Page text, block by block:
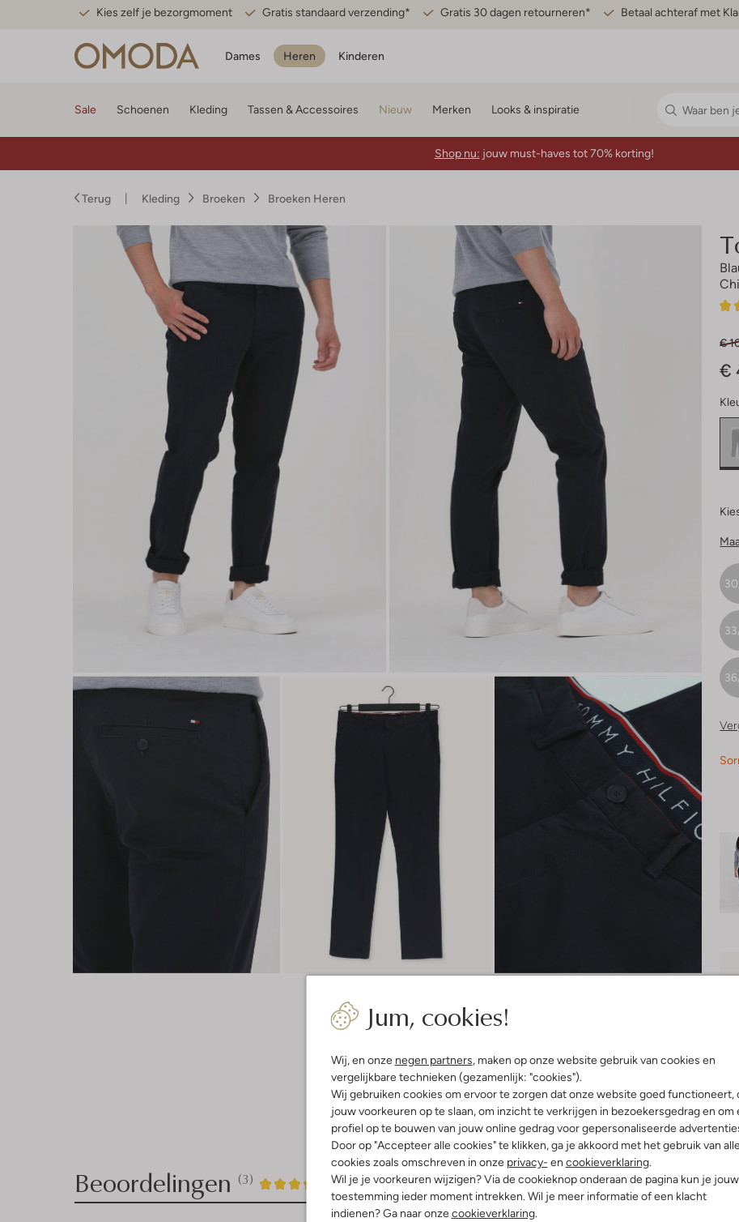
Kies zelf je bezorgmoment Gratis standaard verzending* Gratis 30 dagen retourneren* Betaal achteraf met
Dames Heren Kinderen
Jum, cookies!
Wij, en onze negen partners, maken op onze website gebruik van cookies en
vergelijkbare technieken (gezamenlijk: "cookies").
Wij gebruiken cookies om ervoor te zorgen dat onze website goed functioneert,
jouw voorkeuren op te slaan, om inzicht te verkrijgen in bezoekersgedrag en om
profiel op te bouwen van jouw online gedrag voor gepersonaliseerde
Door op "Accepteer alle cookies" te klikken, ga je akkoord met het gebruik van
cookies zoals omschreven in onze privacy- en cookieverklaring.
Wil je je voorkeuren wijzigen? Via de cookieknop onderaan de pagina kun je jouw
toestemming ieder moment intrekken. Wil je meer informatie of een klacht
indienen? Ga naar onzecookieverklaring.
Sale Schoenen Kleding Tassen & Accessoires Nieuw Merken Looks & inspiratie
Shop nu: jouw must-haves tot 70% korting!
Terug Kleding Broeken Broeken Heren
3
4
€
€
Product informatie
Beoordelingen (3) 4/5
3
4